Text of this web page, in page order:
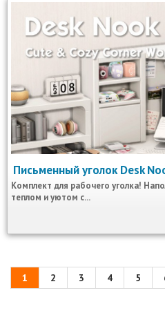
Письменный уголок Desk
Комплект для рабочего уголка!
теплом и уютом с...
1 2 3 4 5